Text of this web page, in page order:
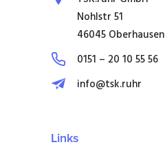
Nohlstr 51
46045 Oberhausen
0151 – 20 10 55 56
info@tsk.ruhr
Links